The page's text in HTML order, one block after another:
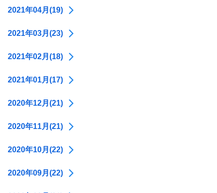
2021年04月(19)
2021年03月(23)
2021年02月(18)
2021年01月(17)
2020年12月(21)
2020年11月(21)
2020年10月(22)
2020年09月(22)